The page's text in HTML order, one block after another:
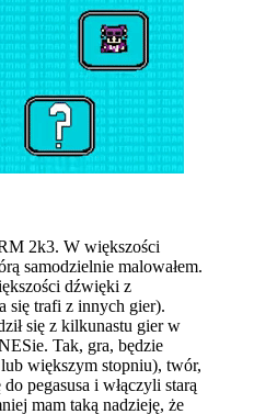
2k3. W większości
samodzielnie malowałem.
dźwięki z
się trafi z innych gier).
się z kilkunastu gier w
Tak, gra, będzie
większym stopniu), twór,
pegasusa i włączyli starą
mam taką nadzieję, że